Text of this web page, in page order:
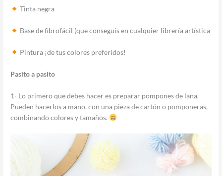
Tinta negra
Base de fibrofácil (que conseguís en cualquier librería artística
Pintura ¡de tus colores preferidos!
Pasito a pasito
1- Lo primero que debes hacer es preparar pompones de lana.
Pueden hacerlos a mano, con una pieza de cartón o pomponeras,
combinando colores y tamaños.